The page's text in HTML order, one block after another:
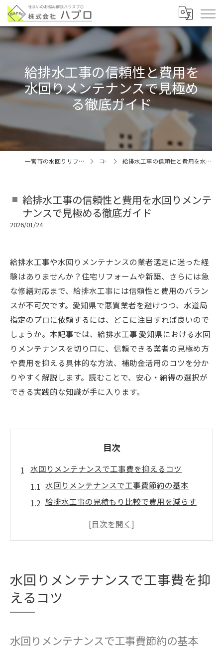
給排水工事の信頼性と費用を
水回りメンテナンスで見極め
る徹底ガイド
一宮市の水回りリフォームなら株式会社ハプロ コラム 給排水工事の信頼性と費用を水回りメンテナンスで見極める徹底ガイド
給排水工事の信頼性と費用を水回りメンテ
ナンスで見極める徹底ガイド
2026/01/24
給排水工事や水回りメンテナンスの業者選定に迷った経
験はありませんか？住宅リフォームや新築、さらには急
な修繕対応まで、給排水工事には信頼性と費用のバラン
スが不可欠です。愛知県で悪質業者を避けつつ、水道局
指定のプロに依頼するには、どこに注目すれば良いので
しょうか。本記事では、給排水工事 愛知県における水回
りメンテナンスを切り口に、信頼できる業者の見極め方
や費用を抑える具体的な方法、補助金活用のコツを分か
りやすく解説します。読むことで、安心・納得の選択が
できる実践的な知識が手に入ります。
目次
水回りメンテナンスで工事費を抑えるコツ
水回りメンテナンスで工事費節約の基本
給排水工事の見積もり比較で費用を減らす
水回りトラブルを予防し無駄な出費を防ぐ
水道局指定業者の活用で費用面も安心
給排水工事の信頼性は何で見極めるべきか
素
水回りメンテナンスで工事費を抑
えるコツ
水回りメンテナンスで工事費節約の基本